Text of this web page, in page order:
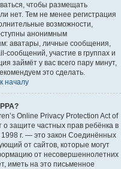
чтобы размещать
нет. Тем не менее регистрация
возможности,
анонимным
аватары, личные сообщения,
сообщений, участие в группах и
займёт у вас всего пару минут,
это сделать.
началу
Online Privacy Protection Act of
о защите частных прав ребёнка в
г. — это закон Соединённых
от сайтов, которые могут
от несовершеннолетних
иметь на это письменное